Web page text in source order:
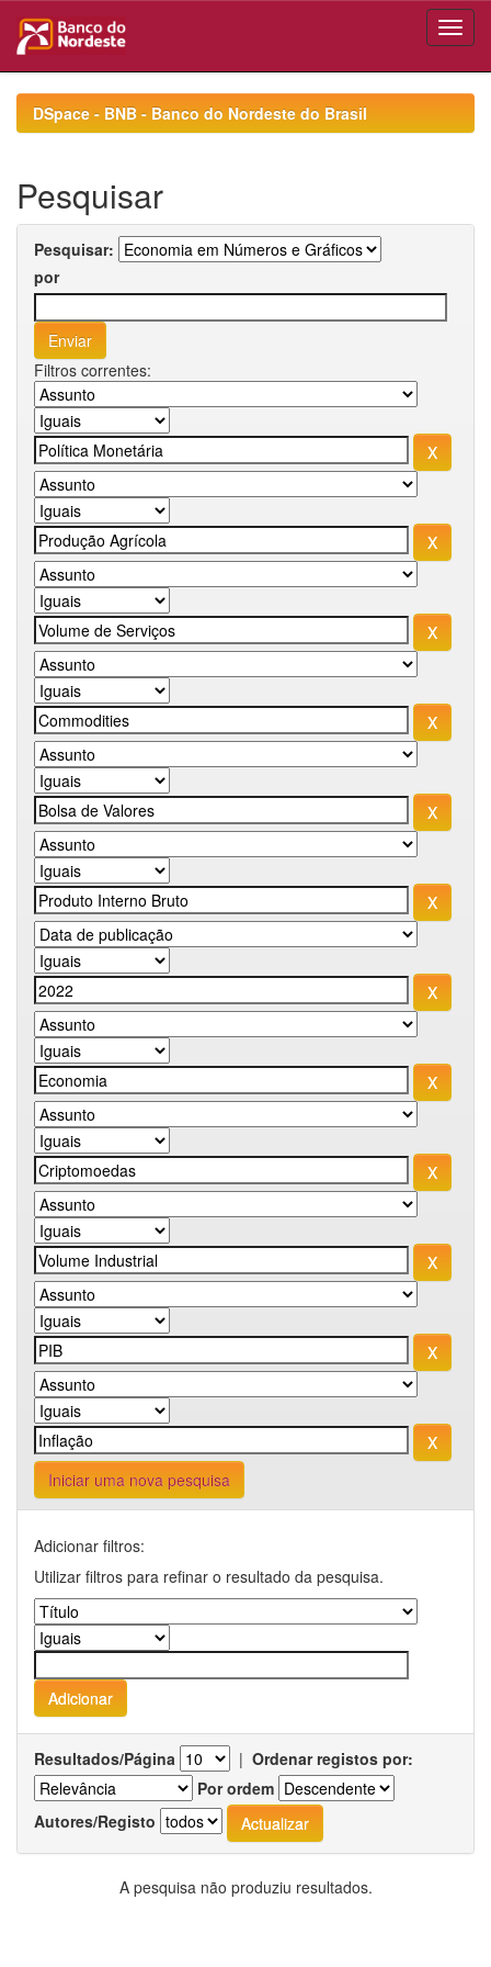
navigationDSpace - BNB - Banco do Nordeste do Brasil
Pesquisar
Pesquisar:
por
Filtros correntes:
Iniciar uma nova pesquisa
Adicionar filtros:
Utilizar filtros para refinar o resultado da pesquisa.
Resultados/Página | Ordenar registos por:
Por ordem
Autores/Registo
A pesquisa não produziu resultados.